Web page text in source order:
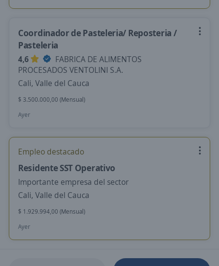
Coordinador de Pasteleria/ Reposteria /
Pasteleria
4,6
FABRICA DE ALIMENTOS
PROCESADOS VENTOLINI S.A.
Cali, Valle del Cauca
$ 3.500.000,00 (Mensual)
Ayer
Empleo destacado
Residente SST Operativo
Importante empresa del sector
Cali, Valle del Cauca
$ 1.929.994,00 (Mensual)
Ayer